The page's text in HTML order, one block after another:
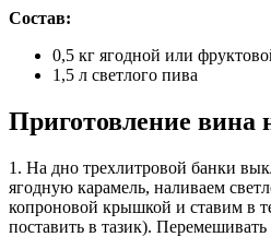
Состав:
0,5 кг ягодной или
1,5 л светлого пива
Приготовление вина
1. На дно трехлитровой банки
ягодную карамель, наливаем
копроновой крышкой и ставим в
поставить в тазик). Перемешивать